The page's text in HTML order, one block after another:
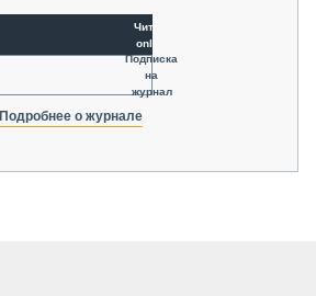
Читать
online
Подписка
на
журнал
Подробнее о журнале